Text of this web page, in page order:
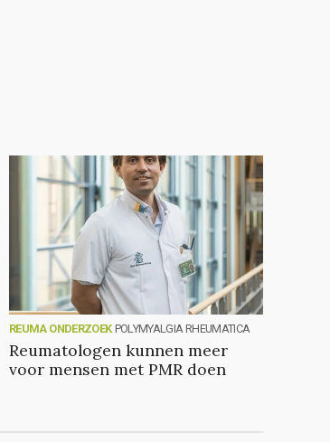
REUMA ONDERZOEK POLYMYALGIA RHEUMATICA
Reumatologen kunnen meer
voor mensen met PMR doen